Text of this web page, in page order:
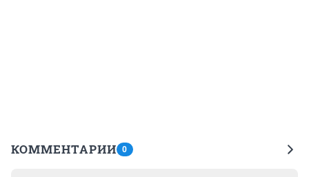
КОММЕНТАРИИ 0